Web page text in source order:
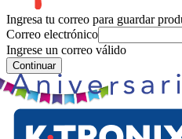
Ingresa tu correo para guardar
Correo electrónico
Ingrese un correo válido
Continuar